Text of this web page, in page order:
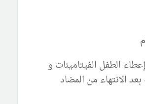
الطفل الفيتامينات و
الانتهاء من المضاد